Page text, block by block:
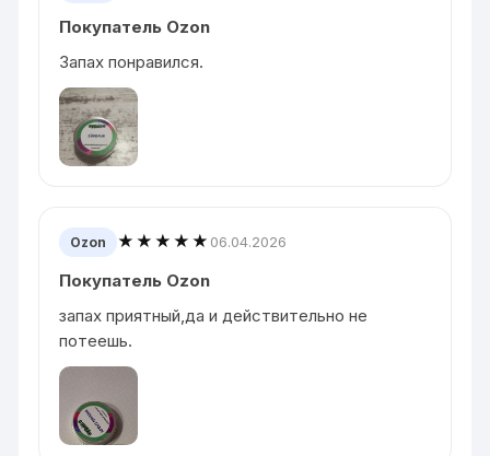
Покупатель Ozon
Запах понравился.
Ozon ★★★★★ 06.04.2026
Покупатель Ozon
запах приятный,да и действительно не
потеешь.